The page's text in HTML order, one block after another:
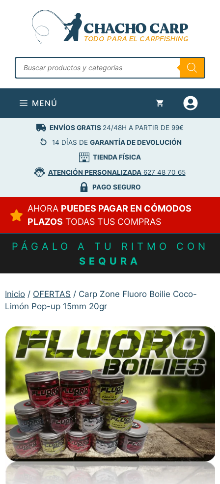
contenido
Búsqueda
de
productos
MENÚ
ENVÍOS GRATIS 24/48H A PARTIR DE 99€
14 DÍAS DE GARANTÍA DE DEVOLUCIÓN
TIENDA FÍSICA
ATENCIÓN PERSONALIZADA627 48 70 65
PAGO SEGURO
AHORA PUEDES PAGAR EN CÓMODOS
PLAZOS TODAS TUS COMPRAS
PÁGALO A TU RITMO CON
SEQURA
Inicio / OFERTAS / Carp Zone Fluoro Boilie Coco-
Limón Pop-up 15mm 20gr